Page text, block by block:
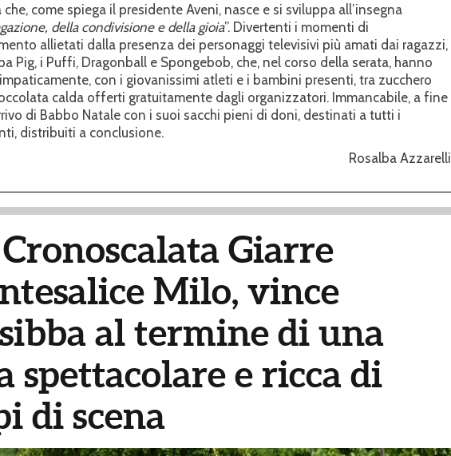
come spiega il presidente Aveni, nasce e si sviluppa all’insegna
della condivisione e della gioia”. Divertenti i momenti di
allietati dalla presenza dei personaggi televisivi più amati dai ragazzi,
Pig, i Puffi, Dragonball e Spongebob, che, nel corso della serata, hanno
con i giovanissimi atleti e i bambini presenti, tra zucchero
calda offerti gratuitamente dagli organizzatori. Immancabile, a fine
di Babbo Natale con i suoi sacchi pieni di doni, destinati a tutti i
distribuiti a conclusione.
Rosalba Azzarelli
Cronoscalata Giarre
Milo, vince
al termine di una
spettacolare e ricca di
di scena